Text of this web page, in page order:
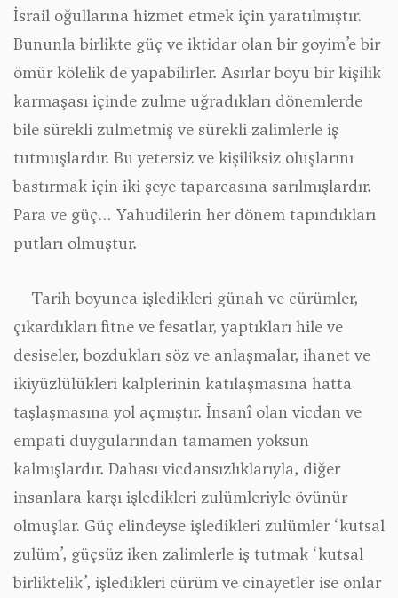
İsrail oğullarına hizmet etmek için yaratılmıştır.
Bununla birlikte güç ve iktidar olan bir goyim’e bir
ömür kölelik de yapabilirler. Asırlar boyu bir kişilik
karmaşası içinde zulme uğradıkları dönemlerde
bile sürekli zulmetmiş ve sürekli zalimlerle iş
tutmuşlardır. Bu yetersiz ve kişiliksiz oluşlarını
bastırmak için iki şeye taparcasına sarılmışlardır.
Para ve güç… Yahudilerin her dönem tapındıkları
putları olmuştur.
Tarih boyunca işledikleri günah ve cürümler,
çıkardıkları fitne ve fesatlar, yaptıkları hile ve
desiseler, bozdukları söz ve anlaşmalar, ihanet ve
ikiyüzlülükleri kalplerinin katılaşmasına hatta
taşlaşmasına yol açmıştır. İnsanî olan vicdan ve
empati duygularından tamamen yoksun
kalmışlardır. Dahası vicdansızlıklarıyla, diğer
insanlara karşı işledikleri zulümleriyle övünür
olmuşlar. Güç elindeyse işledikleri zulümler ‘kutsal
zulüm’, güçsüz iken zalimlerle iş tutmak ‘kutsal
birliktelik’, işledikleri cürüm ve cinayetler ise onlar